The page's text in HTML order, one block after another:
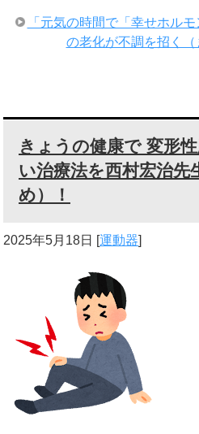
「元気の時間で「幸せホル
の老化が不調を招く
きょうの健康で 変形
い治療法を西村宏治先
め）！
2025年5月18日 [運動器]